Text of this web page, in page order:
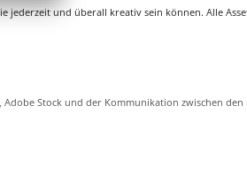
und überall kreativ sein können. Alle
Stock und der Kommunikation zwischen